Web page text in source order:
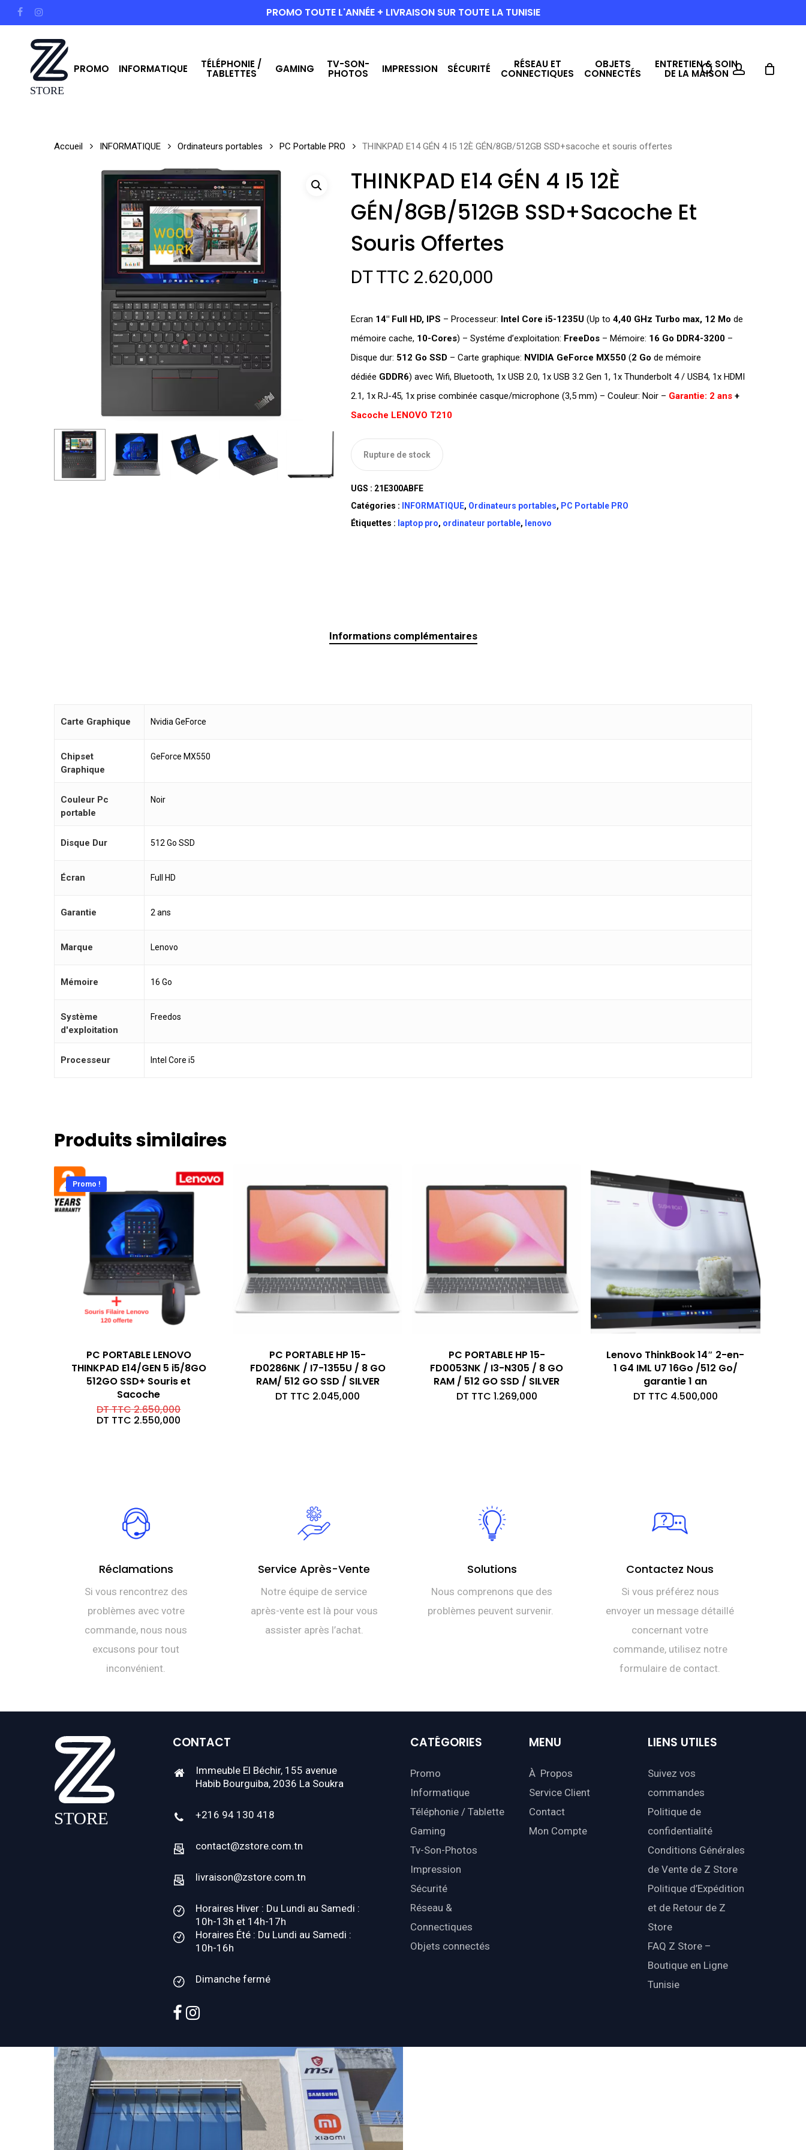
to
facebookinstagram PROMO TOUTE L'ANNÉE + LIVRAISON SUR TOUTE LA TUNISIE
PROMO INFORMATIQUE TÉLÉPHONIE /
TABLETTES GAMING TV-SON-
PHOTOS IMPRESSION SÉCURITÉ RÉSEAU ET
CONNECTIQUES
OBJETS
CONNECTÉS
ENTRETIEN & SOIN
DE LA MAISONsearchaccount
Accueil INFORMATIQUE Ordinateurs portables PC Portable PRO THINKPAD E14 GÉN 4 I5 12È GÉN/8GB/512GB SSD+sacoche et souris offertes
THINKPAD E14 GÉN 4 I5 12È
GÉN/8GB/512GB SSD+sacoche Et
Souris Offertes
DT TTC 2.620,000
Ecran 14″ Full HD, IPS – Processeur: Intel Core i5-1235U(Up to 4,40 GHz Turbo max,12 Mo de
mémoire cache, 10-Cores) – Systéme d’exploitation: FreeDos – Mémoire: 16 Go DDR4-3200 –
Disque dur: 512 Go SSD – Carte graphique: NVIDIA GeForce MX550(2 Go de mémoire
dédiée GDDR6) avec Wifi, Bluetooth, 1x USB 2.0, 1x USB 3.2 Gen 1, 1x Thunderbolt 4 / USB4, 1x HDMI
2.1, 1x RJ-45, 1x prise combinée casque/microphone (3,5 mm) – Couleur: Noir – Garantie: 2 ans +
Sacoche LENOVO T210
Rupture de stock
UGS : 21E300ABFE
Catégories : INFORMATIQUE, Ordinateurs portables, PC Portable PRO
Étiquettes : laptop pro, ordinateur portable, lenovo
Informations complémentaires
Carte Graphique Nvidia GeForce
Chipset
Graphique
GeForce MX550
Couleur Pc
portable
Noir
Disque Dur 512 Go SSD
Écran Full HD
Garantie 2 ans
Marque Lenovo
Mémoire 16 Go
Système
d'exploitation
Freedos
Processeur Intel Core i5
Produits similaires
Promo !
PC PORTABLE LENOVO
THINKPAD E14/GEN 5 i5/8GO
512GO SSD+ Souris et
Sacoche
DT TTC2.650,000Le
DT TTC 2.550,000
PC PORTABLE HP 15-
FD0286NK / I7-1355U / 8 GO
RAM/ 512 GO SSD / SILVER
DT TTC 2.045,000
PC PORTABLE HP 15-
FD0053NK / I3-N305 / 8 GO
RAM / 512 GO SSD / SILVER
DT TTC 1.269,000
Lenovo ThinkBook 14″ 2-en-
1 G4 IML U7 16Go /512 Go/
garantie 1 an
DT TTC 4.500,000
Réclamations
Si vous rencontrez des
problèmes avec votre
commande, nous nous
excusons pour tout
inconvénient.
Service Après-Vente
Notre équipe de service
après-vente est là pour vous
assister après l’achat.
Solutions
Nous comprenons que des
problèmes peuvent survenir.
Contactez Nous
Si vous préférez nous
envoyer un message détaillé
concernant votre
commande, utilisez notre
formulaire de contact.
CONTACT
Immeuble El Béchir, 155 avenue
Habib Bourguiba, 2036 La Soukra
+216 94 130 418
contact@zstore.com.tn
livraison@zstore.com.tn
Horaires Hiver : Du Lundi au Samedi :
10h-13h et 14h-17h
Horaires Été : Du Lundi au Samedi :
10h-16h
Dimanche fermé
facebook
instagram
CATÉGORIES
Promo
Informatique
Téléphonie / Tablette
Gaming
Tv-Son-Photos
Impression
Sécurité
Réseau &
Connectiques
Objets connectés
MENU
À Propos
Service Client
Contact
Mon Compte
LIENS UTILES
Suivez vos
commandes
Politique de
confidentialité
Conditions Générales
de Vente de Z Store
Politique d’Expédition
et de Retour de Z
Store
FAQ Z Store –
Boutique en Ligne
Tunisie